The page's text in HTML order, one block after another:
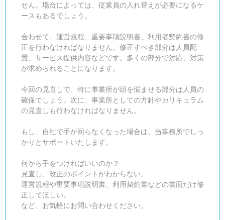
せん。場合によっては、従業員の入れ替えが必要になるケ
ースもあるでしょう。
合わせて、運営規程、重要事項説明書、利用者契約書の修
正を行わなければなりません。修正すべき部分は人員配
置、サービス提供内容などです。多くの部分で対応、対策
が求められることになります。
今回の見直しで、特に事業所が頭を悩ませる部分は人員の
確保でしょう。次に、事業所としての方針やカリキュラム
の見直しも行わなければなりません。
もし、自社で手が回らなくなった場合は、当事務所でしっ
かりとサポートいたします。
何から手をつければいいのか？
見直し、改正のポイントがわからない。
運営規程や重要事項説明書、利用契約書などの書面だけ修
正してほしい。
など、お気軽にお問い合わせください。